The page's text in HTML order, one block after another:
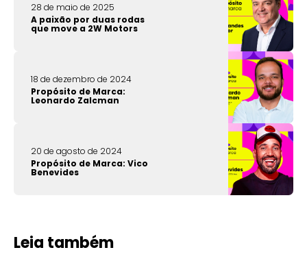
28 de maio de 2025
A paixão por duas rodas
que move a 2W Motors
18 de dezembro de 2024
Propósito de Marca:
Leonardo Zalcman
20 de agosto de 2024
Propósito de Marca: Vico
Benevides
Leia também